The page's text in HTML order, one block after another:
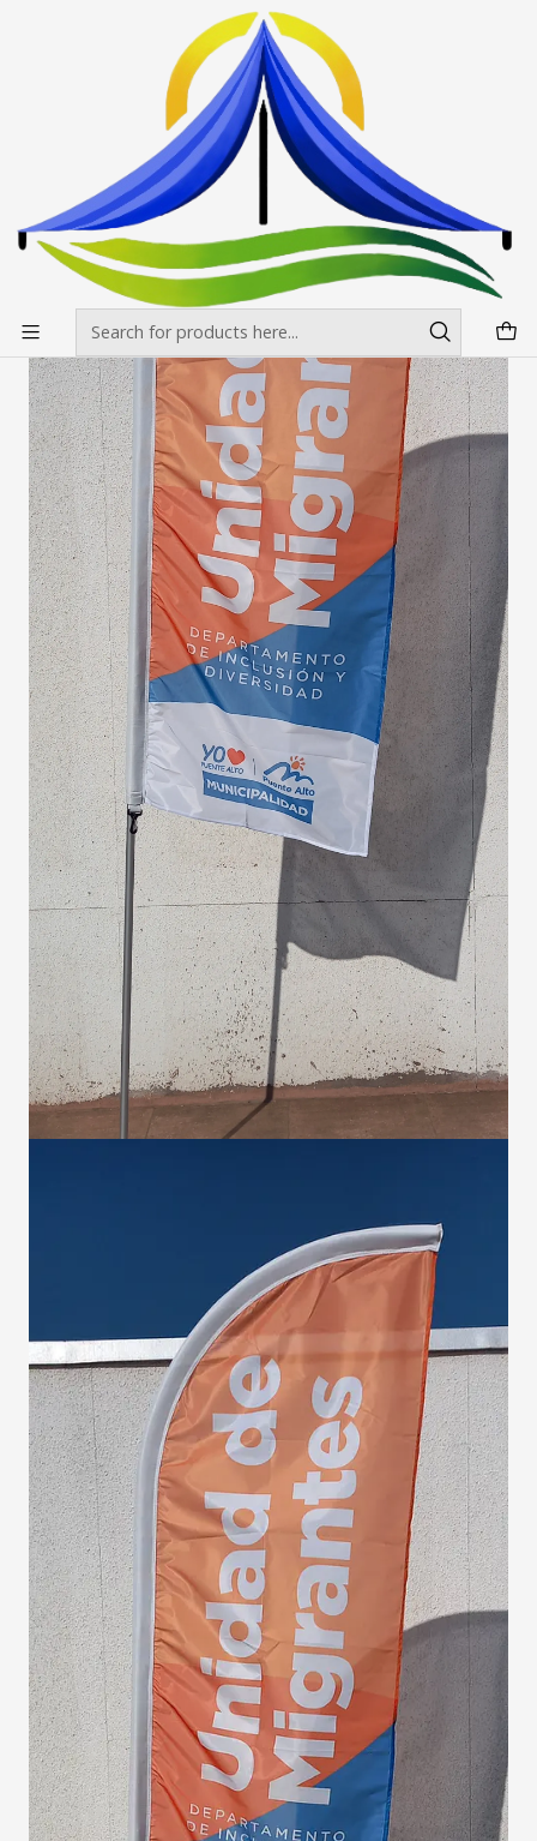
Envíos gratis desde $500.000 en Santiago
Trabajos hechos
Bnadera tipo Vela Municipalidad Puente Alto